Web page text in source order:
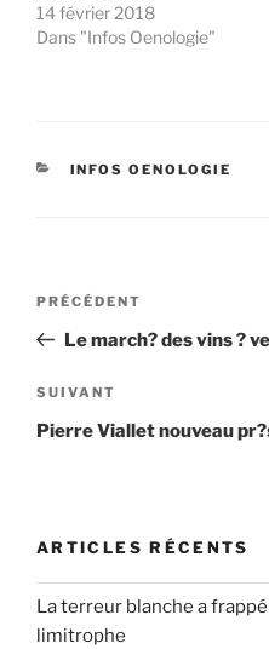
14 février 2018
Dans "Infos Oenologie"
CATÉGORIES
INFOS OENOLOGIE
Navigation
l’article
Article
précédent
PRÉCÉDENT
Le march? des vins ?
Article
suivant
SUIVANT
Pierre Viallet nouveau
ARTICLES RÉCENTS
La terreur blanche a
limitrophe